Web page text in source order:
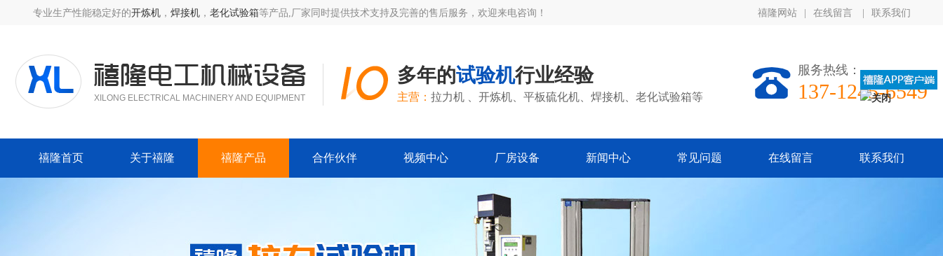
专业生产性能稳定好的开炼机 ， 焊接机 ， 老化试验箱等产品,厂家同时提供技术支持及完善的售后服务，欢迎来电咨询！ 禧隆网站 在线留言 联系我们
XILONG ELECTRICAL MACHINERY AND EQUIPMENT
多年的试验机行业经验
主营： 拉力机 、开炼机、平板硫化机、焊接机、老化试验箱等
服务热线：
137-1245-6549
禧隆首页 关于禧隆 禧隆产品 合作伙伴 视频中心 厂房设备 新闻中心 常见问题 在线留言 联系我们